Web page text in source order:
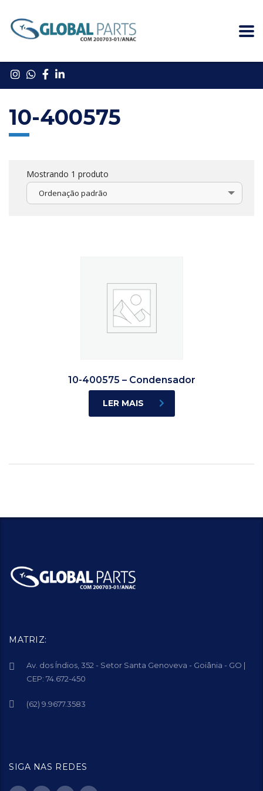
10-400575
Mostrando 1 produto
Ordenação padrão
10-400575 – Condensador
LER MAIS
MATRIZ:
Av. dos Índios, 352 - Setor Santa Genoveva - Goiânia - GO |
CEP: 74.672-450
(62) 9.9677.3583
SIGA NAS REDES